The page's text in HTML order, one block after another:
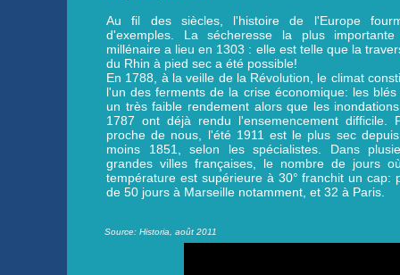
Au fil des siècles, l'histoire de l'Europe
d'exemples. La sécheresse la plus
millénaire a lieu en 1303 : elle est telle que la
du Rhin à pied sec a été possible!
En 1788, à la veille de la Révolution, le climat
l'un des ferments de la crise économique: les blés
un très faible rendement alors que les
1787 ont déjà rendu l'ensemencement difficile.
proche de nous, l'été 1911 est le plus sec
moins 1851, selon les spécialistes. Dans
grandes villes françaises, le nombre de jours
température est supérieure à 30° franchit un cap:
de 50 jours à Marseille notamment, et 32 à Paris.
Source: Historia, août 2011